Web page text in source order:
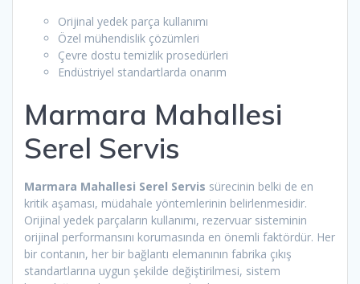
Orijinal yedek parça kullanımı
Özel mühendislik çözümleri
Çevre dostu temizlik prosedürleri
Endüstriyel standartlarda onarım
Marmara Mahallesi
Serel Servis
Marmara Mahallesi Serel Servis sürecinin belki de en
kritik aşaması, müdahale yöntemlerinin belirlenmesidir.
Orijinal yedek parçaların kullanımı, rezervuar sisteminin
orijinal performansını korumasında en önemli faktördür. Her
bir contanın, her bir bağlantı elemanının fabrika çıkış
standartlarına uygun şekilde değiştirilmesi, sistem